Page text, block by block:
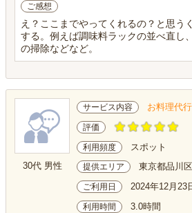
ご感想
え？ここまでやってくれるの？と思う
する。例えば調味料ラックの並べ直し
の掃除などなど。
30代 男性
サービス内容 お料理代行
評価
利用頻度 スポット
提供エリア 東京都品川区
ご利用日 2024年12月23
利用時間 3.0時間